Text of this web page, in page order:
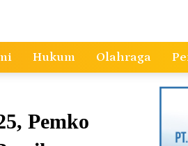
Hukum Olahraga
Pemko